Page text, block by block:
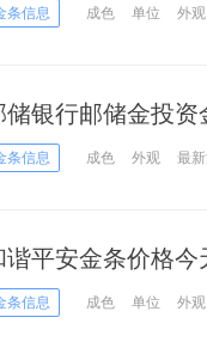
条信息 成色 单位 外观
储银行邮储金投资
日）
条信息 成色 外观 最
谐平安金条价格今
条信息 成色 单位 外观